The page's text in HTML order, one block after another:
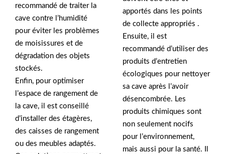
recommandé de traiter la
cave contre l’humidité
pour éviter les problèmes
de moisissures et de
dégradation des objets
stockés.
Enfin, pour optimiser
l’espace de rangement de
la cave, il est conseillé
d’installer des étagères,
des caisses de rangement
ou des meubles adaptés.
apportés dans les points
de collecte appropriés .
Ensuite, il est
recommandé d’utiliser des
produits d’entretien
écologiques pour nettoyer
sa cave après l’avoir
désencombrée. Les
produits chimiques sont
non seulement nocifs
pour l’environnement,
mais aussi pour la santé. Il